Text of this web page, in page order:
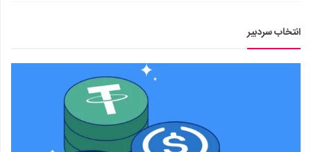
انتخاب سردبیر